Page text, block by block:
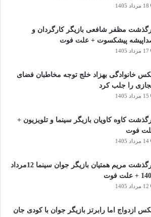
18 مرداد 1405
مظفر شافعی بازیگر کارگردان و
پیشکسوت + علت فوت
17 مرداد 1405
خانوادگی بهزاد خلج توجه مخاطبان فضای
را جلب کرد
15 مرداد 1405
کاوه کاویان بازیگر سینما و تلویزیون +
فوت
14 مرداد 1405
درگذشت مریم همتیان بازیگر جوان سینما 12مرداد
علت فوت
12 مرداد 1405
ازدواج اما رابرتز بازیگر جوان با کودی جان